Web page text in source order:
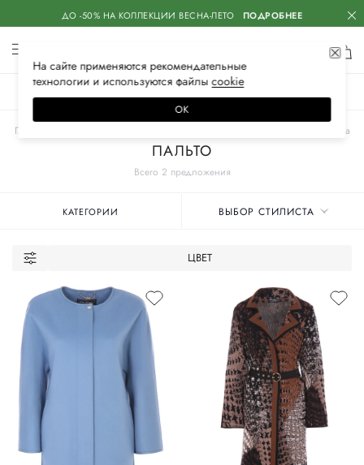
ДО -50% НА КОЛЛЕКЦИИ ВЕСНА-ЛЕТО ПОДРОБНЕЕ
Всего 2 предложения
Главная Верхняя одежда
ПАЛЬТО
КАТЕГОРИИ ВЫБОР СТИЛИСТА
ЦВЕТ
На сайте применяются рекомендательные
технологии и используются файлысооkiе
ОК